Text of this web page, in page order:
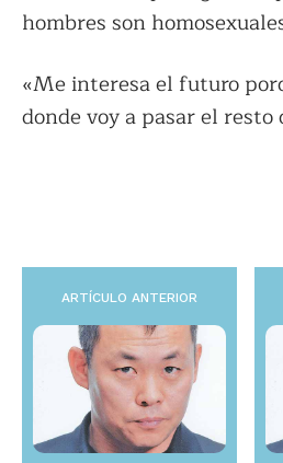
hombres son
«Me interesa el futuro
donde voy a pasar el resto
ARTÍCULO ANTERIOR